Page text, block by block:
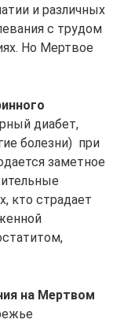
и различных
с трудом
Но Мертвое
диабет,
болезни) при
заметное
кто страдает
на Мертвом